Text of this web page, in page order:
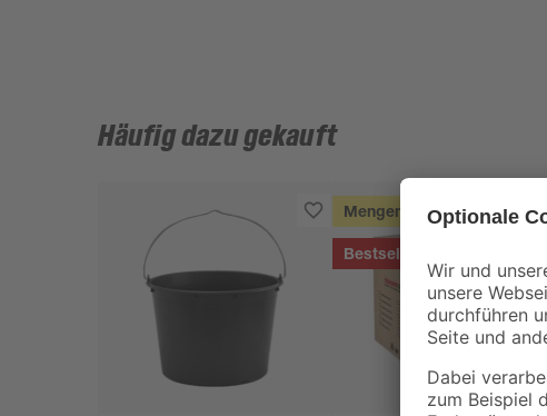
Häufig dazu gekauft
Mengenrabatt
Bestseller